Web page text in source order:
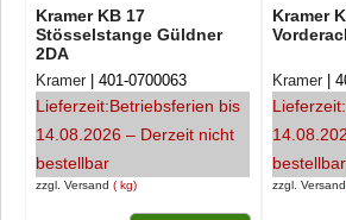
Kramer KB 17
Stösselstange Güldner
2DA
zzgl. Versand kg
Kramer 401-0700063
Lieferzeit:Betriebsferien bis
14.08.2026 – Derzeit nicht
bestellbar
Kramer
zzgl. Versand
Kramer
Lieferzeit:
bestellbar